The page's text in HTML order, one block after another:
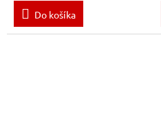
Do košíka